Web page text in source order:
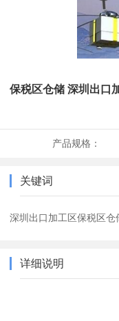
保税区仓储 深圳出口
产品规格：
关键词
深圳出口加工区保税区仓
详细说明